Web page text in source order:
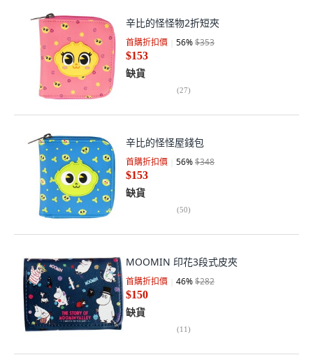
辛比的怪怪物2折短夾
首購折扣價 56%$353
$153
缺貨
(27)
辛比的怪怪屋錢包
首購折扣價 56%$348
$153
缺貨
(50)
MOOMIN 印花3段式皮夾
首購折扣價 46%$282
$150
缺貨
(11)